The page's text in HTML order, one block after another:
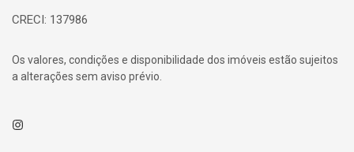
CRECI: 137986
Os valores, condições e disponibilidade dos imóveis estão sujeitos
a alterações sem aviso prévio.
Instagram